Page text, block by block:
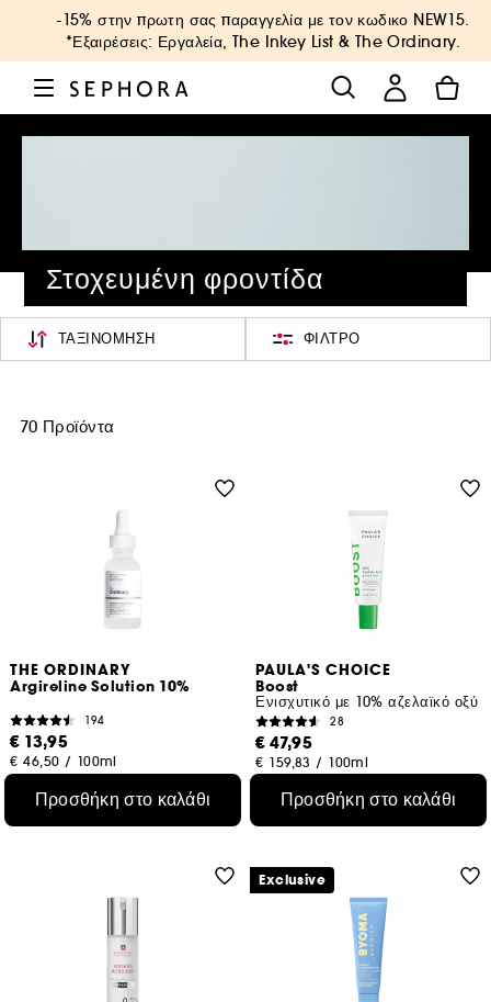
-15% στην πρωτη σας παραγγελία με τον κωδικο NEW15.
*Εξαιρέσεις: Εργαλεία, The Inkey List & The Ordinary.
Στοχευμένη φροντίδα
ΤΑΞΙΝΌΜΗΣΗ ΦΊΛΤΡΟ
70 Προϊόντα
THE ORDINARY
Argireline Solution 10%
194
€ 13,95
€ 46,50 / 100ml
Προσθήκη στο καλάθι
PAULA'S CHOICE
Boost
Ενισχυτικό με 10% αζελαϊκό οξύ
28
€ 47,95
€ 159,83 / 100ml
Προσθήκη στο καλάθι
Exclusive